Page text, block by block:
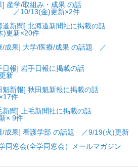
] 産学/取組み・成果 の話
)更新×2件
道新聞] 北海道新聞社に掲載の話
×20件
/成果] 大学/医療/成果 の話題 ／
日報] 岩手日報に掲載の話
魁新報] 秋田魁新報に掲載の話
件
新聞] 上毛新聞社に掲載の話
9件
/成果] 看護学部 の話題 ／9/19(火)更新
同窓会(全学同窓会）メールマガジン